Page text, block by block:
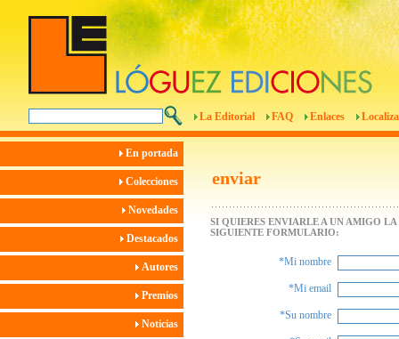
La Editorial FAQ Enlaces
En portada
Colecciones
Novedades
Destacados
Autores
Premios
Noticias
enviar
SI QUIERES ENVIARLE A UN AMIGO
SIGUIENTE FORMULARIO:
*Mi nombre
*Mi email
*Su nombre